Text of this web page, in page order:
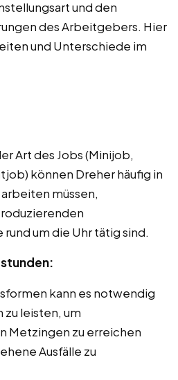
und den
des Arbeitgebers. Hier
und Unterschiede im
Art des Jobs (Minijob,
können Dreher häufig in
müssen,
um die Uhr tätig sind.
kann es notwendig
leisten, um
Metzingen zu erreichen
Ausfälle zu